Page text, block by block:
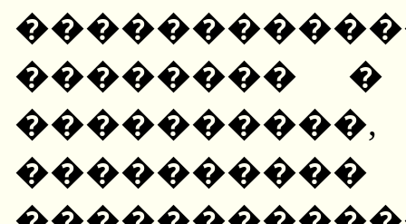
��������